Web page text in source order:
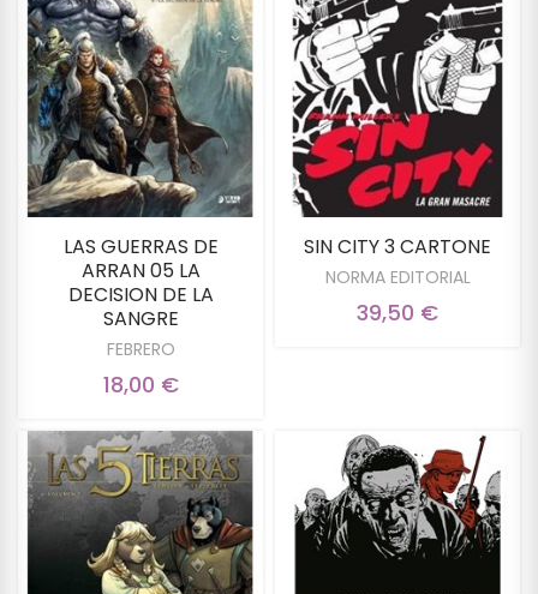
LAS GUERRAS DE
ARRAN 05 LA
DECISION DE LA
SANGRE
FEBRERO
18,00 €
SIN CITY 3 CARTONE
NORMA EDITORIAL
39,50 €